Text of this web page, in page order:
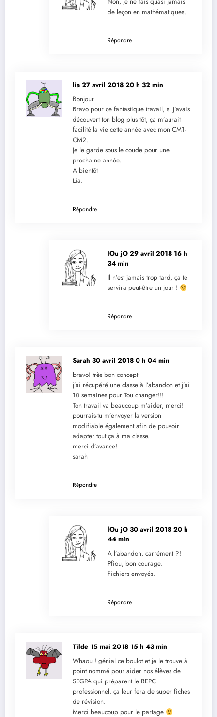
Non, je ne fais quasi jamais
de leçon en mathématiques.
Répondre
lia 27 avril 2018 20 h 32 min
Bonjour
Bravo pour ce fantastique travail, si j’avais
découvert ton blog plus tôt, ça m’aurait
facilité la vie cette année avec mon CM1-
CM2.
Je le garde sous le coude pour une
prochaine année.
A bientôt
Lia.
Répondre
lOu jO 29 avril 2018 16 h
34 min
Il n’est jamais trop tard, ça te
servira peut-être un jour !
Répondre
Sarah 30 avril 2018 0 h 04 min
bravo! très bon concept!
j’ai récupéré une classe à l’abandon et j’ai
10 semaines pour Tou changer!!!
Ton travail va beaucoup m’aider, merci!
pourrais-tu m’envoyer la version
modifiable également afin de pouvoir
adapter tout ça à ma classe.
merci d’avance!
sarah
Répondre
lOu jO 30 avril 2018 20 h
44 min
A l’abandon, carrément ?!
Pfiou, bon courage.
Fichiers envoyés.
Répondre
Tilde 15 mai 2018 15 h 43 min
Whaou ! génial ce boulot et je le trouve à
point nommé pour aider nos élèves de
SEGPA qui préparent le BEPC
professionnel. ça leur fera de super fiches
de révision.
Merci beaucoup pour le partage